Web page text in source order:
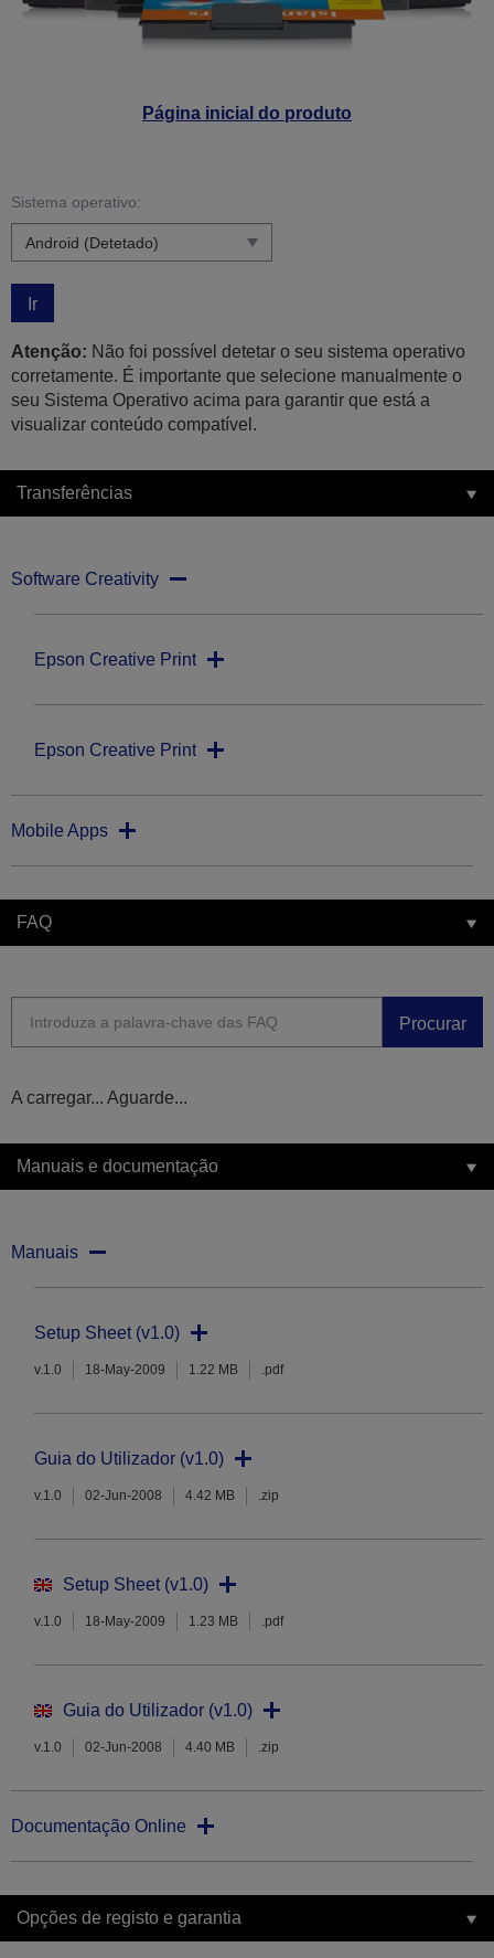
Página inicial do produto
Sistema operativo:
Ir
Atenção: Não foi possível detetar o seu sistema operativo
corretamente. É importante que selecione manualmente o
seu Sistema Operativo acima para garantir que está a
visualizar conteúdo compatível.
Transferências
Software Creativity
Epson Creative Print
Epson Creative Print
Mobile Apps
FAQ
Procurar
A carregar... Aguarde...
Manuais e documentação
Manuais
Setup Sheet (v1.0)
v.1.0 18-May-2009 1.22 MB .pdf
Guia do Utilizador (v1.0)
v.1.0 02-Jun-2008 4.42 MB .zip
Setup Sheet (v1.0)
v.1.0 18-May-2009 1.23 MB .pdf
Guia do Utilizador (v1.0)
v.1.0 02-Jun-2008 4.40 MB .zip
Documentação Online
Opções de registo e garantia